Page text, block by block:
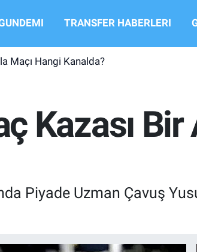
TRANSFER HABERLERI
Maçı Hangi Kanalda?
Kazası
Piyade Uzman Çavuş